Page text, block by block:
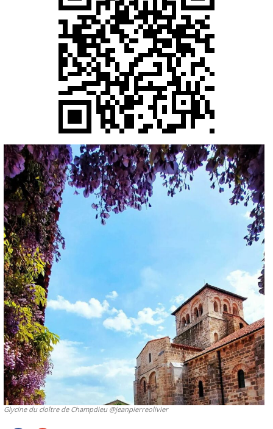
Glycine du cloître de Champdieu @jeanpierreolivier